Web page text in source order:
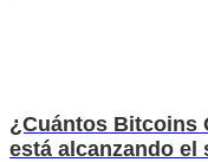
¿Cuántos Bitcoins
está alcanzando